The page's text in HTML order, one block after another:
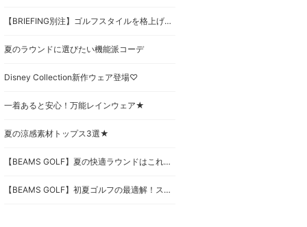
【BRIEFING別注】ゴルフスタイルを格上げする、WOODLAND CAMOUFLAGEシリーズ
夏のラウンドに選びたい機能派コーデ
Disney Collection新作ウェア登場♡
一着あると安心！万能レインウェア★
夏の涼感素材トップス3選★
【BEAMS GOLF】夏の快適ラウンドはこれ一択！女性目線でも大絶賛の「ORANGE LABEL」涼感アイテムをご紹介！
【BEAMS GOLF】初夏ゴルフの最適解！スタッフが本気で推す「ORANGE LABEL」の最新マストバイ3選！